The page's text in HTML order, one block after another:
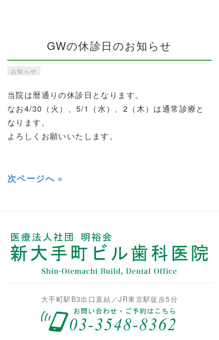
GWの休診日のお知らせ
お知らせ
当院は暦通りの休診日となります。
なお4/30（火）、5/1（水）、2（木）は通常診療と
なります。
よろしくお願いいたします。
次ページへ »
大手町駅B3出口直結／JR東京駅徒歩5分